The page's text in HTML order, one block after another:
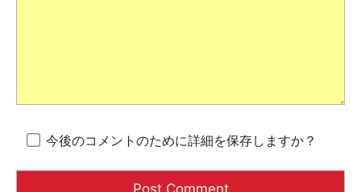
今後のコメントのために詳細を保存しますか？